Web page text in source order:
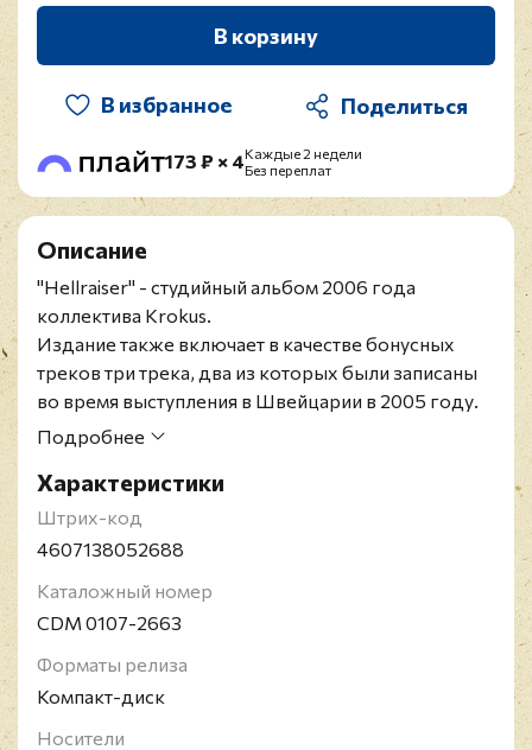
В корзину
В избранное
173 ₽ × 4Каждые 2 недели
Без переплат
Описание
"Hellraiser" - студийный альбом 2006 года
коллектива Krokus.
Издание также включает в качестве бонусных
треков три трека, два из которых были записаны
во время выступления в Швейцарии в 2005 году.
Концертные выступления доступны для
Репринт 2021 года с информационной полоской
(OBI).
Krokus - хард-рок группа из Швейцарии. Группа
басистом (и главным вокалистом) Крисом Фон
Рором и гитаристом Томми Кифером. Позже к
группе присоединился вокалист группы Eazy
Money Марк Стораче. В таком составе был записан
альбом "Metal Rendez-vous" (1980).
Подробнее
Характеристики
Штрих-код
4607138052688
Каталожный номер
CDM 0107-2663
Форматы релиза
Компакт-диск
Носители